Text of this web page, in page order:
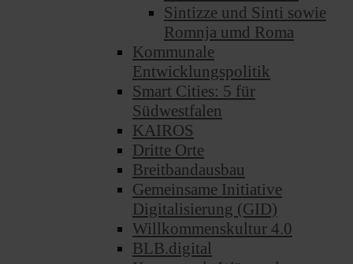
Sintizze und Sinti sowie
Romnja umd Roma
Kommunale
Entwicklungspolitik
Smart Cities: 5 für
Südwestfalen
KAIROS
Dritte Orte
Breitbandausbau
Gemeinsame Initiative
Digitalisierung (GID)
Willkommenskultur 4.0
BLB.digital